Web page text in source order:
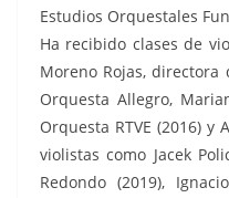
Estudios Orquestales
Ha recibido clases de
Moreno Rojas, directora
Orquesta Allegro,
Orquesta RTVE (2016) y
violistas como Jacek
Redondo (2019),